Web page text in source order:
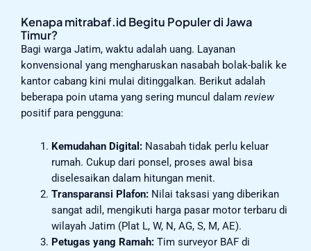
Kenapa mitrabaf.id Begitu Populer di Jawa
Timur?
Bagi warga Jatim, waktu adalah uang. Layanan
konvensional yang mengharuskan nasabah bolak-balik ke
kantor cabang kini mulai ditinggalkan. Berikut adalah
beberapa poin utama yang sering muncul dalam review
positif para pengguna:
Kemudahan Digital:Nasabah tidak perlu keluar
rumah. Cukup dari ponsel, proses awal bisa
diselesaikan dalam hitungan menit.
Transparansi Plafon:Nilai taksasi yang diberikan
sangat adil, mengikuti harga pasar motor terbaru di
wilayah Jatim (Plat L, W, N, AG, S, M, AE).
Petugas yang Ramah:Tim surveyor BAF di